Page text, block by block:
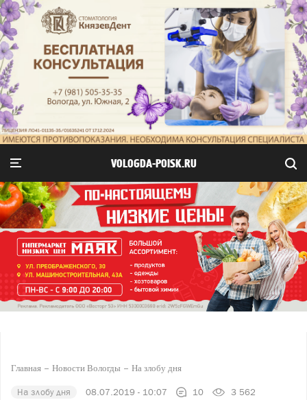
VOLOGDA-POISK.RU
Главная Новости Вологды На злобу дня
На злобу дня 08.07.2019 - 10:07 10 3 562